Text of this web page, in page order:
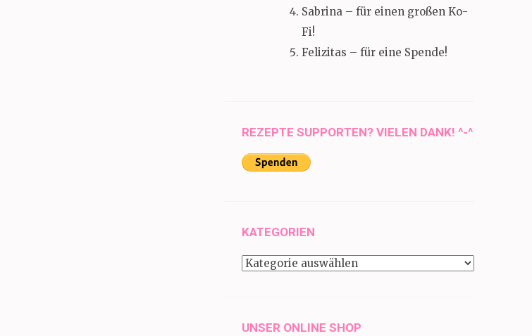
Sabrina – für einen großen Ko-
Fi!
Felizitas – für eine Spende!
REZEPTE SUPPORTEN? VIELEN DANK! ^-^
KATEGORIEN
Kategorien
UNSER ONLINE SHOP